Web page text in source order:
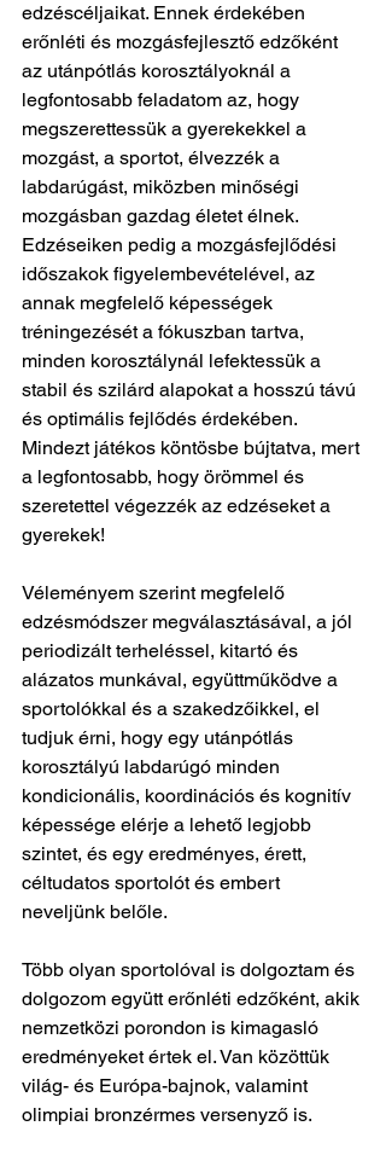
edzéscéljaikat. Ennek érdekében
erőnléti és mozgásfejlesztő edzőként
az utánpótlás korosztályoknál a
legfontosabb feladatom az, hogy
megszerettessük a gyerekekkel a
mozgást, a sportot, élvezzék a
labdarúgást, miközben minőségi
mozgásban gazdag életet élnek.
Edzéseiken pedig a mozgásfejlődési
időszakok figyelembevételével, az
annak megfelelő képességek
tréningezését a fókuszban tartva,
minden korosztálynál lefektessük a
stabil és szilárd alapokat a hosszú távú
és optimális fejlődés érdekében.
Mindezt játékos köntösbe bújtatva, mert
a legfontosabb, hogy örömmel és
szeretettel végezzék az edzéseket a
gyerekek!
Véleményem szerint megfelelő
edzésmódszer megválasztásával, a jól
periodizált terheléssel, kitartó és
alázatos munkával, együttműködve a
sportolókkal és a szakedzőikkel, el
tudjuk érni, hogy egy utánpótlás
korosztályú labdarúgó minden
kondicionális, koordinációs és kognitív
képessége elérje a lehető legjobb
szintet, és egy eredményes, érett,
céltudatos sportolót és embert
neveljünk belőle.
Több olyan sportolóval is dolgoztam és
dolgozom együtt erőnléti edzőként, akik
nemzetközi porondon is kimagasló
eredményeket értek el. Van közöttük
világ- és Európa-bajnok, valamint
olimpiai bronzérmes versenyző is.